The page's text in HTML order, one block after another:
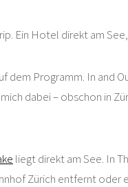
Ein Hotel direkt am
dem Programm. In and
dabei – obschon in
liegt direkt am See. In
Zürich entfernt